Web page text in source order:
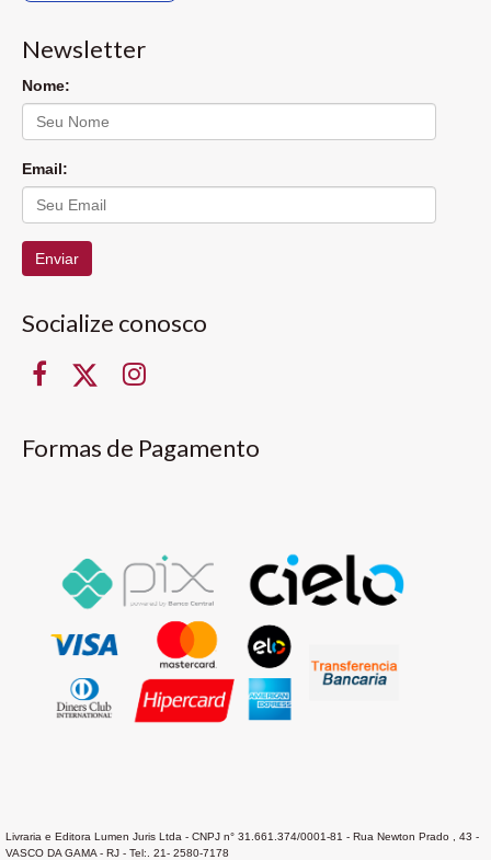
Newsletter
Nome:
Email:
Enviar
Socialize conosco
Formas de Pagamento
Livraria e Editora Lumen Juris Ltda - CNPJ n° 31.661.374/0001-81 - Rua Newton Prado , 43 -
VASCO DA GAMA - RJ - Tel:. 21- 2580-7178